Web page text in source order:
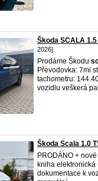
Škoda SCALA
2026]
Prodáme Škodu
Převodovka: 7mi
tachometru:
vozidlu veškerá
Škoda Scala 1.0
PRODÁNO +
kniha
dokumentace k